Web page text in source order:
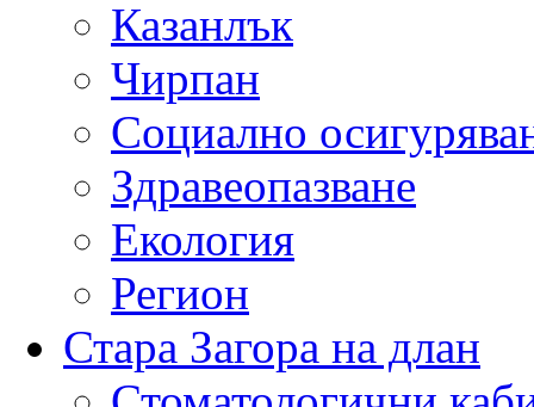
Казанлък
Чирпан
Социално
Здравеопазване
Екология
Регион
Стара Загора на длан